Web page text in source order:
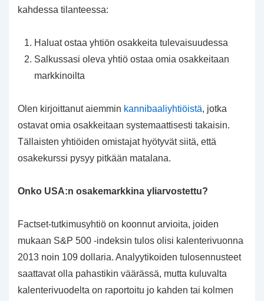
kahdessa tilanteessa:
Haluat ostaa yhtiön osakkeita tulevaisuudessa
Salkussasi oleva yhtiö ostaa omia osakkeitaan
markkinoilta
Olen kirjoittanut aiemmin kannibaaliyhtiöistä, jotka
ostavat omia osakkeitaan systemaattisesti takaisin.
Tällaisten yhtiöiden omistajat hyötyvät siitä, että
osakekurssi pysyy pitkään matalana.
Onko USA:n osakemarkkina yliarvostettu?
Factset-tutkimusyhtiö on koonnut arvioita, joiden
mukaan S&P 500 -indeksin tulos olisi kalenterivuonna
2013 noin 109 dollaria. Analyytikoiden tulosennusteet
saattavat olla pahastikin väärässä, mutta kuluvalta
kalenterivuodelta on raportoitu jo kahden tai kolmen